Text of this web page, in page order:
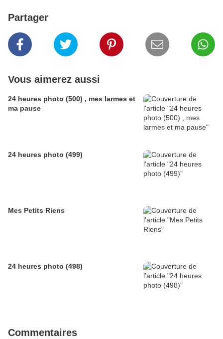
Partager
Vous aimerez aussi
24 heures photo (500) , mes larmes et
ma pause
24 heures photo (499)
Mes Petits Riens
24 heures photo (498)
Commentaires